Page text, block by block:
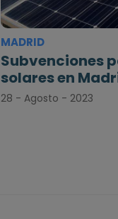
MADRID
Subvenciones
solares en
28 - Agosto - 2023